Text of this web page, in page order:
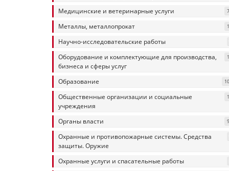
Медицинские и ветеринарные услуги
Металлы, металлопрокат
Научно-исследовательские работы
Оборудование и комплектующие для производства,
бизнеса и сферы услуг
Образование
Общественные организации и социальные
учреждения
Органы власти
Охранные и противопожарные системы. Средства
защиты. Оружие
Охранные услуги и спасательные работы